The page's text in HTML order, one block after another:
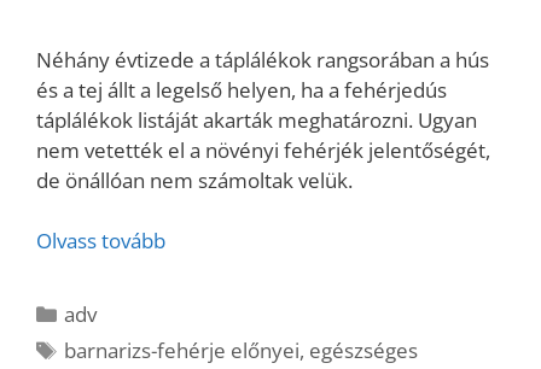
Néhány évtizede a táplálékok rangsorában a hús
és a tej állt a legelső helyen, ha a fehérjedús
táplálékok listáját akarták meghatározni. Ugyan
nem vetették el a növényi fehérjék jelentőségét,
de önállóan nem számoltak velük.
Olvass tovább
Kategória
adv
Címkék
barnarizs-fehérje előnyei, egészséges